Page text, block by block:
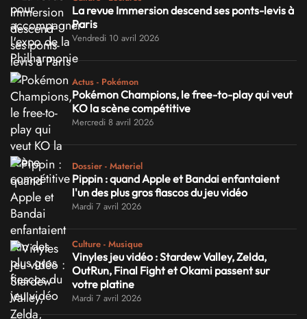
La revue Immersion descend ses ponts-levis à
Paris
Vendredi 10 avril 2026
Actus - Pokémon
Pokémon Champions, le free-to-play qui veut
KO la scène compétitive
Mercredi 8 avril 2026
Dossier - Materiel
Pippin : quand Apple et Bandai enfantaient
l'un des plus gros fiascos du jeu vidéo
Mardi 7 avril 2026
Culture - Musique
Vinyles jeu vidéo : Stardew Valley, Zelda,
OutRun, Final Fight et Okami passent sur
votre platine
Mardi 7 avril 2026